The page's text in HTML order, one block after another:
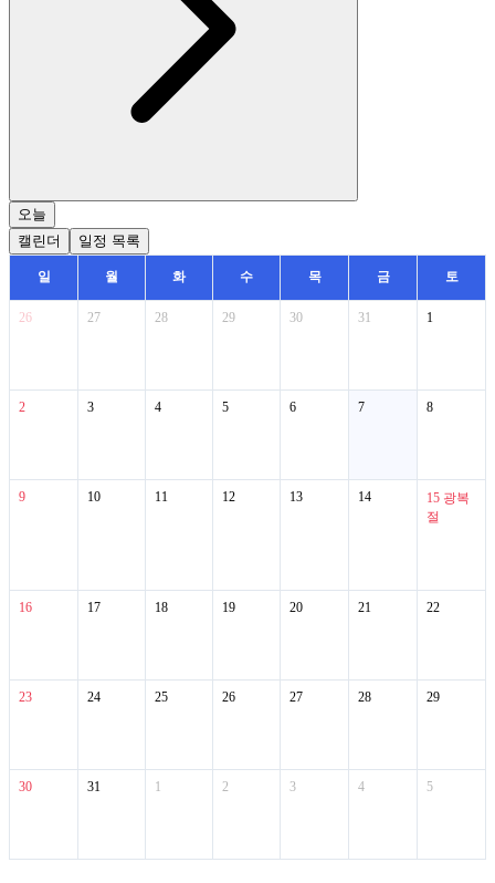
오늘
캘린더
일정 목록
일 월 화 수 목 금 토
26 27 28 29 30 31 1
2 3 4 5 6 7 8
9 10 11 12 13 14 15 광복
절
16 17 18 19 20 21 22
23 24 25 26 27 28 29
30 31 1 2 3 4 5